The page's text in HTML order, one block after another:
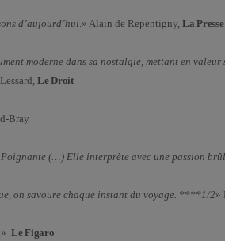
d’aujourd’hui .» Alain de Repentigny, La Presse
moderne dans sa nostalgie, mettant en
Le Droit
Bray
(…) Elle interprète avec une passion
on savoure chaque instant du voyage. ****1/2»
.» Le Figaro